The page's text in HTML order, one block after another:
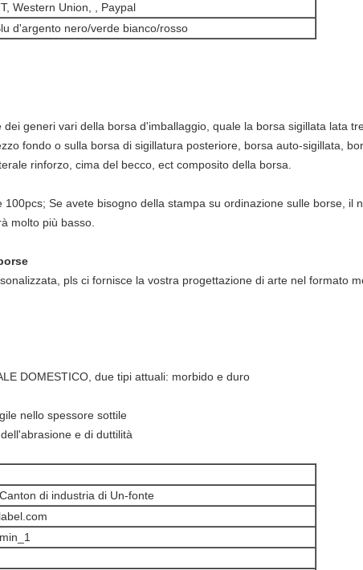
Western Union, , Paypal
d'argento nero/verde bianco/rosso
generi vari della borsa d'imballaggio, quale la borsa sigillata lata
fondo o sulla borsa di sigillatura posteriore, borsa auto-sigillata,
rinforzo, cima del becco, ect composito della borsa.
Se avete bisogno della stampa su ordinazione sulle borse, il
molto più basso.
pls ci fornisce la vostra progettazione di arte nel formato
DOMESTICO, due tipi attuali: morbido e duro
nello spessore sottile
e di duttilità
di industria di Un-fonte